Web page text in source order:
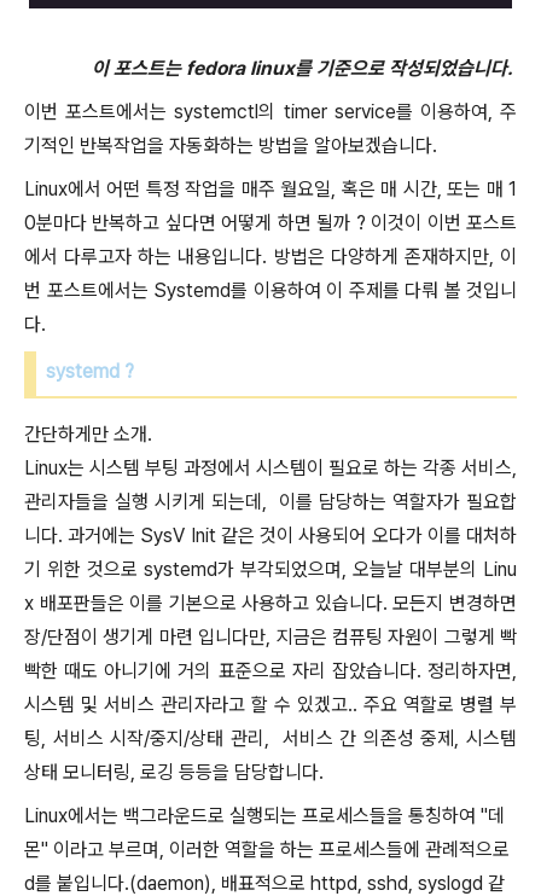
이 포스트는 fedora linux를 기준으로 작성되었습니다.
이번 포스트에서는 systemctl의 timer service를 이용하여, 주
기적인 반복작업을 자동화하는 방법을 알아보겠습니다.
Linux에서 어떤 특정 작업을 매주 월요일, 혹은 매 시간, 또는 매 1
0분마다 반복하고 싶다면 어떻게 하면 될까 ? 이것이 이번 포스트
에서 다루고자 하는 내용입니다. 방법은 다양하게 존재하지만, 이
번 포스트에서는 Systemd를 이용하여 이 주제를 다뤄 볼 것입니
다.
systemd ?
간단하게만 소개.
Linux는 시스템 부팅 과정에서 시스템이 필요로 하는 각종 서비스,
관리자들을 실행 시키게 되는데, 이를 담당하는 역할자가 필요합
니다. 과거에는 SysV Init 같은 것이 사용되어 오다가 이를 대처하
기 위한 것으로 systemd가 부각되었으며, 오늘날 대부분의 Linu
x 배포판들은 이를 기본으로 사용하고 있습니다. 모든지 변경하면
장/단점이 생기게 마련 입니다만, 지금은 컴퓨팅 자원이 그렇게 빡
빡한 때도 아니기에 거의 표준으로 자리 잡았습니다. 정리하자면,
시스템 및 서비스 관리자라고 할 수 있겠고.. 주요 역할로 병렬 부
팅, 서비스 시작/중지/상태 관리, 서비스 간 의존성 중제, 시스템
상태 모니터링, 로깅 등등을 담당합니다.
Linux에서는 백그라운드로 실행되는 프로세스들을 통칭하여 "데
몬" 이라고 부르며, 이러한 역할을 하는 프로세스들에 관례적으로
d를 붙입니다.(daemon), 배표적으로 httpd, sshd, syslogd 같